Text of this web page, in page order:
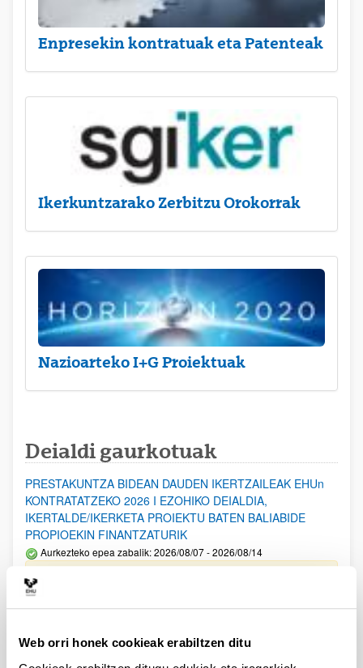
Web orri honek cookieak erabiltzen ditu
Enpresekin kontratuak eta Patenteak
Ikerkuntzarako Zerbitzu Orokorrak
Nazioarteko I+G Proiektuak
Deialdi gaurkotuak
PRESTAKUNTZA BIDEAN DAUDEN IKERTZAILEAK EHUn
KONTRATATZEKO 2026 I EZOHIKO DEIALDIA,
IKERTALDE/IKERKETA PROIEKTU BATEN BALIABIDE
PROPIOEKIN FINANTZATURIK
Aurkezteko epea zabalik: 2026/08/07 - 2026/08/14
Izapide irekia